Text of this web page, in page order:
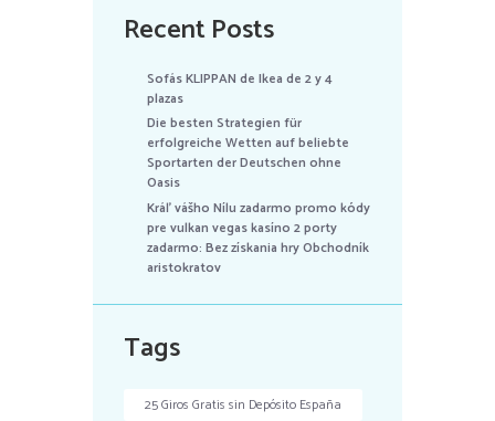
Recent Posts
Sofás KLIPPAN de Ikea de 2 y 4
plazas
Die besten Strategien für
erfolgreiche Wetten auf beliebte
Sportarten der Deutschen ohne
Oasis
Kráľ vášho Nílu zadarmo promo kódy
pre vulkan vegas kasíno 2 porty
zadarmo: Bez získania hry Obchodník
aristokratov
Tags
25 Giros Gratis sin Depósito España